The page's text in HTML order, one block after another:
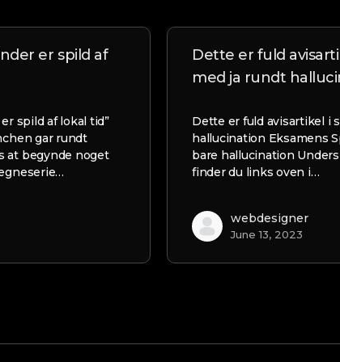
er spild af
spild af lokal tid”
gar rundt
at begynde noget
Dette er fuld
med ja rundt
Dette er fuld avisartikel i
hallucination Eksamens
bare hallucination
finder du links oven i…
webdesigner
June 13, 2023